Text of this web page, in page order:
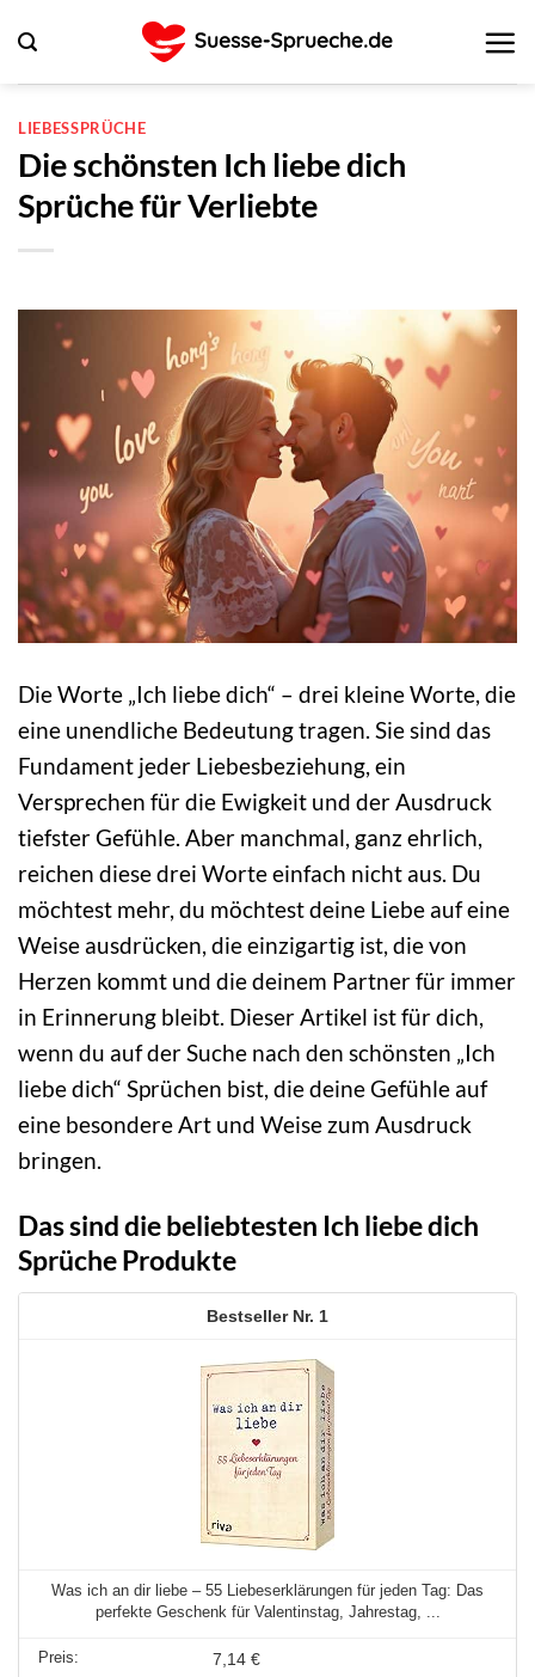
Inhalt
springen
LIEBESSPRÜCHE
Die schönsten Ich liebe dich
Sprüche für Verliebte
Die Worte „Ich liebe dich“ – drei kleine Worte, die
eine unendliche Bedeutung tragen. Sie sind das
Fundament jeder Liebesbeziehung, ein
Versprechen für die Ewigkeit und der Ausdruck
tiefster Gefühle. Aber manchmal, ganz ehrlich,
reichen diese drei Worte einfach nicht aus. Du
möchtest mehr, du möchtest deine Liebe auf eine
Weise ausdrücken, die einzigartig ist, die von
Herzen kommt und die deinem Partner für immer
in Erinnerung bleibt. Dieser Artikel ist für dich,
wenn du auf der Suche nach den schönsten „Ich
liebe dich“ Sprüchen bist, die deine Gefühle auf
eine besondere Art und Weise zum Ausdruck
bringen.
Das sind die beliebtesten Ich liebe dich
Sprüche Produkte
1
Was ich an dir liebe – 55 Liebeserklärungen für jeden Tag: Das
perfekte Geschenk für Valentinstag, Jahrestag, ...
7,14 €